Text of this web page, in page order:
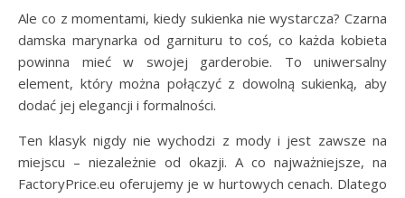
Ale co z momentami, kiedy sukienka nie wystarcza? Czarna
damska marynarka od garnituru to coś, co każda kobieta
powinna mieć w swojej garderobie. To uniwersalny
element, który można połączyć z dowolną sukienką, aby
dodać jej elegancji i formalności.
Ten klasyk nigdy nie wychodzi z mody i jest zawsze na
miejscu – niezależnie od okazji. A co najważniejsze, na
FactoryPrice.eu oferujemy je w hurtowych cenach. Dlatego